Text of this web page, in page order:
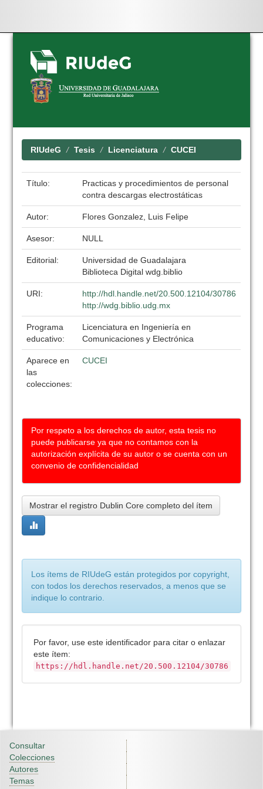
Skip
navigation
RIUdeG Tesis Licenciatura CUCEI
Título:
Practicas y procedimientos de personal
contra descargas electrostáticas
Autor: Flores Gonzalez, Luis Felipe
Asesor: NULL
Editorial:
Universidad de Guadalajara
Biblioteca Digital wdg.biblio
URI:
http://hdl.handle.net/20.500.12104/30786
http://wdg.biblio.udg.mx
Programa
educativo:
Licenciatura en Ingeniería en
Comunicaciones y Electrónica
Aparece en
las
colecciones:
CUCEI
Por respeto a los derechos de autor, esta tesis no
puede publicarse ya que no contamos con la
autorización explícita de su autor o se cuenta con un
convenio de confidencialidad
Mostrar el registro Dublin Core completo del ítem
Los ítems de RIUdeG están protegidos por copyright,
con todos los derechos reservados, a menos que se
indique lo contrario.
Por favor, use este identificador para citar o enlazar
este ítem:
https://hdl.handle.net/20.500.12104/30786
Consultar
Colecciones
Autores
Temas